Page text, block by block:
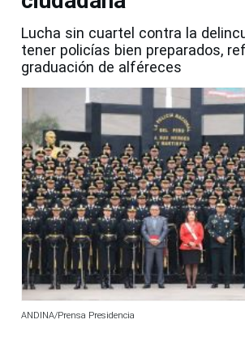
Lucha sin cuartel contra la
tener policías bien preparados,
graduación de alféreces
ANDINA/Prensa Presidencia